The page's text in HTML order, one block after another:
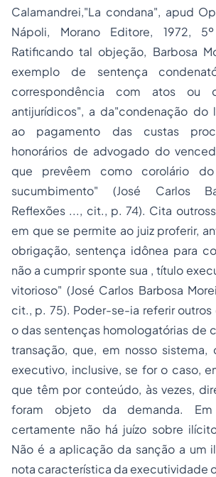
Calamandrei,"La condana", apud
Nápoli, Morano Editore, 1972,
Ratificando tal objeção, Barbosa
exemplo de sentença
correspondência com atos ou
antijurídicos", a da"condenação do
ao pagamento das custas
honorários de advogado do
que prevêem como corolário
sucumbimento" (José Carlos
Reflexões ..., cit., p. 74). Cita
em que se permite ao juiz proferir,
obrigação, sentença idônea para
não a cumprirsponte sua , título
vitorioso" (José Carlos Barbosa
cit., p. 75). Poder-se-ia referir
o das sentenças homologatórias de
transação, que, em nosso sistema,
executivo, inclusive, se for o caso,
que têm por conteúdo, às vezes,
foram objeto da demanda.
certamente não há juízo sobre
Não é a aplicação da sanção a um
nota característica da executividade